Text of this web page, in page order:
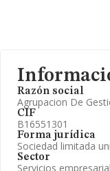
Razón social
Agrupacion De
CIF
B16551301
Forma jurídica
Sociedad limitada
Sector
Servicios